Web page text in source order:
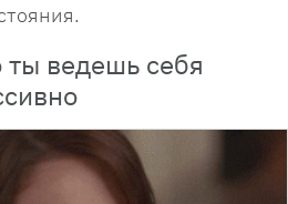
ты ведешь себя